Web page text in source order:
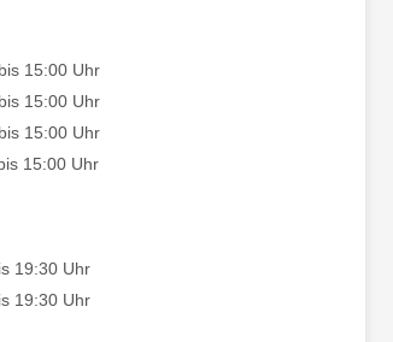
15:00 Uhr
15:00 Uhr
15:00 Uhr
15:00 Uhr
19:30 Uhr
19:30 Uhr